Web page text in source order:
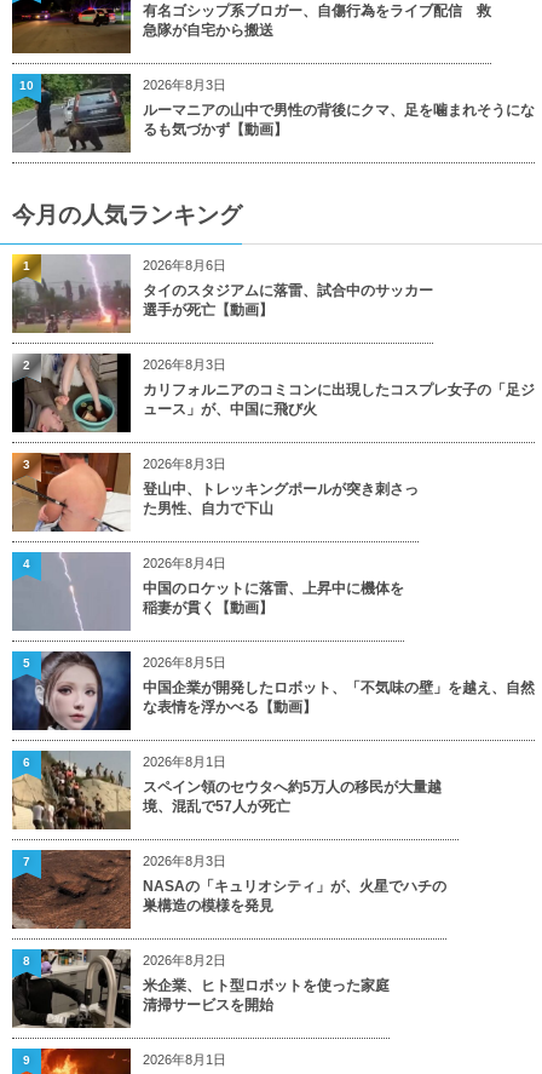
有名ゴシップ系ブロガー、自傷行為をライブ配信 救
急隊が自宅から搬送
2026年8月3日
ルーマニアの山中で男性の背後にクマ、足を噛まれそうにな
るも気づかず【動画】
10
今月の人気ランキング
2026年8月6日
タイのスタジアムに落雷、試合中のサッカー
選手が死亡【動画】
1
2026年8月3日
カリフォルニアのコミコンに出現したコスプレ女子の「足ジ
ュース」が、中国に飛び火
2
2026年8月3日
登山中、トレッキングポールが突き刺さっ
た男性、自力で下山
3
2026年8月4日
中国のロケットに落雷、上昇中に機体を
稲妻が貫く【動画】
4
2026年8月5日
中国企業が開発したロボット、「不気味の壁」を越え、自然
な表情を浮かべる【動画】
5
2026年8月1日
スペイン領のセウタへ約5万人の移民が大量越
境、混乱で57人が死亡
6
2026年8月3日
NASAの「キュリオシティ」が、火星でハチの
巣構造の模様を発見
7
2026年8月2日
米企業、ヒト型ロボットを使った家庭
清掃サービスを開始
8
2026年8月1日
9